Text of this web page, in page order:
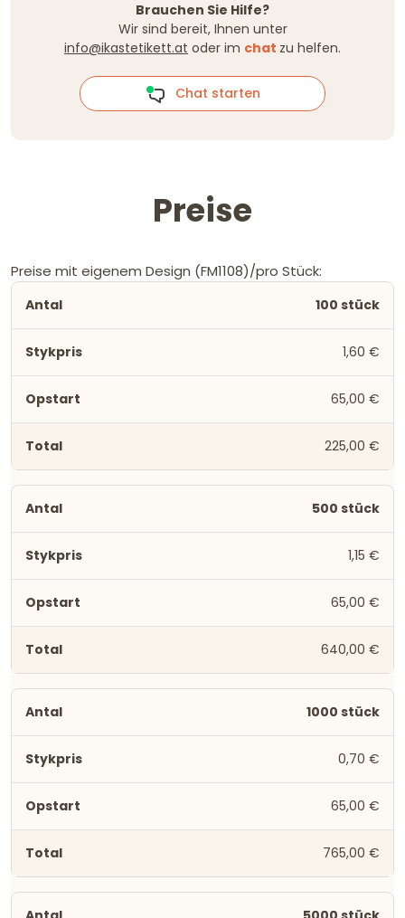
Brauchen Sie Hilfe?
Wir sind bereit, Ihnen unter
info@ikastetikett.at oder im chat zu helfen.
Chat starten
Preise
Preise mit eigenem Design (FM1108)/pro Stück:
100 stück
1,60 €
65,00 €
225,00 €
500 stück
1,15 €
65,00 €
640,00 €
1000 stück
0,70 €
65,00 €
765,00 €